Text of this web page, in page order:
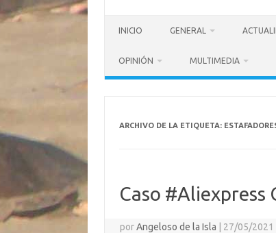
INICIO GENERAL
OPINIÓN MULTIMEDIA
ARCHIVO DE LA ETIQUETA:
Caso #Aliexpress
porAngeloso de la Isla 27/05/2021